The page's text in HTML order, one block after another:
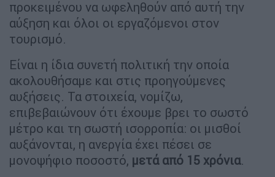
προκειμένου να ωφεληθούν από αυτή την
αύξηση και όλοι οι εργαζόμενοι στον
τουρισμό.
Είναι η ίδια συνετή πολιτική την οποία
ακολουθήσαμε και στις προηγούμενες
αυξήσεις. Τα στοιχεία, νομίζω,
επιβεβαιώνουν ότι έχουμε βρει το σωστό
μέτρο και τη σωστή ισορροπία: οι μισθοί
αυξάνονται, η ανεργία έχει πέσει σε
μονοψήφιο ποσοστό, μετά από 15 χρόνια.